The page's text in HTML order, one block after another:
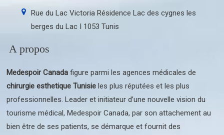
Rue du Lac Victoria Résidence Lac des cygnes les
berges du Lac I 1053 Tunis
A propos
Medespoir Canada figure parmi les agences médicales de
chirurgie esthetique Tunisie les plus réputées et les plus
professionnelles. Leader et initiateur d’une nouvelle vision du
tourisme médical, Medespoir Canada, par son attachement au
bien être de ses patients, se démarque et fournit des